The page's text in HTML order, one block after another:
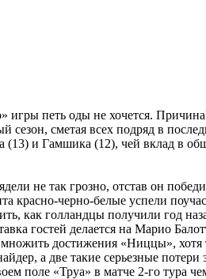
игры петь оды не хочется.
сметая всех подряд в
(13) и Гамшика (12), чей вклад в
не так грозно, отстав он
красно-черно-белые успели
как голландцы получили год
гостей делается на Марио
достижения «Ниццы»,
а две такие серьезные потери
поле «Труа» в матче 2-го тура